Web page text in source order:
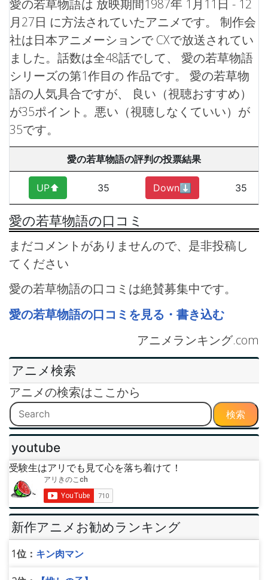
愛の若草物語は 放映期間1987年 1月11日 - 12
月27日 に方法されていたアニメです。 制作会
社は日本アニメーションで CXで放送されてい
ました。話数は全48話でして、 愛の若草物語
シリーズの第1作目の 作品です。
愛の若草物
語の人気具合ですが、 良い（視聴おすすめ）
が35ポイント。悪い（視聴しなくていい）が
35です。
愛の若草物語の評判の投票結果
UP⬆︎ 35 Down⬇︎ 35
愛の若草物語の口コミ
まだコメントがありませんので、是非投稿し
てください
愛の若草物語の口コミは絶賛募集中です。
愛の若草物語の口コミを見る・書き込む
アニメランキング.com
アニメ検索
アニメの検索はここから
検索
youtube
受験生はアリでも見て心を落ち着けて！
新作アニメお勧めランキング
1位： キン肉マン